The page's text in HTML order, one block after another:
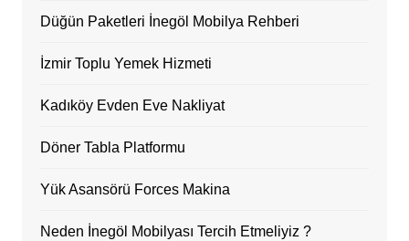
Düğün Paketleri İnegöl Mobilya Rehberi
İzmir Toplu Yemek Hizmeti
Kadıköy Evden Eve Nakliyat
Döner Tabla Platformu
Yük Asansörü Forces Makina
Neden İnegöl Mobilyası Tercih Etmeliyiz ?